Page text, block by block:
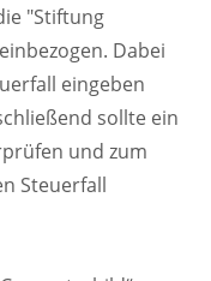
"Stiftung
Dabei
eingeben
sollte ein
und zum
Steuerfall